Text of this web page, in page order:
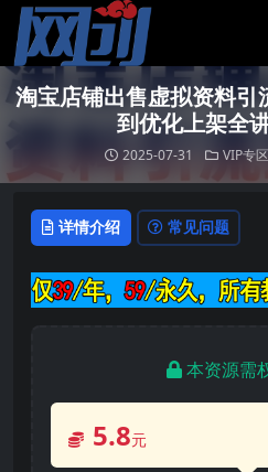
淘宝店铺出售虚拟资料
到优化上架全
2025-07-31 VIP专区
详情介绍 常见问题
本资源需
5.8元